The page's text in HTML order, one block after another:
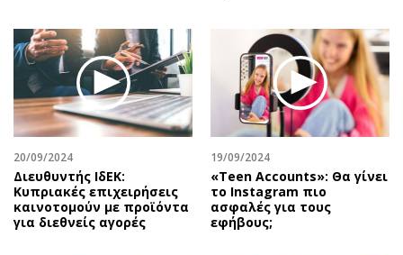
20/09/2024
Διευθυντής ΙδΕΚ:
Κυπριακές επιχειρήσεις
καινοτομούν με προϊόντα
για διεθνείς αγορές
19/09/2024
«Teen Accounts»: Θα γίνει
το Instagram πιο
ασφαλές για τους
εφήβους;